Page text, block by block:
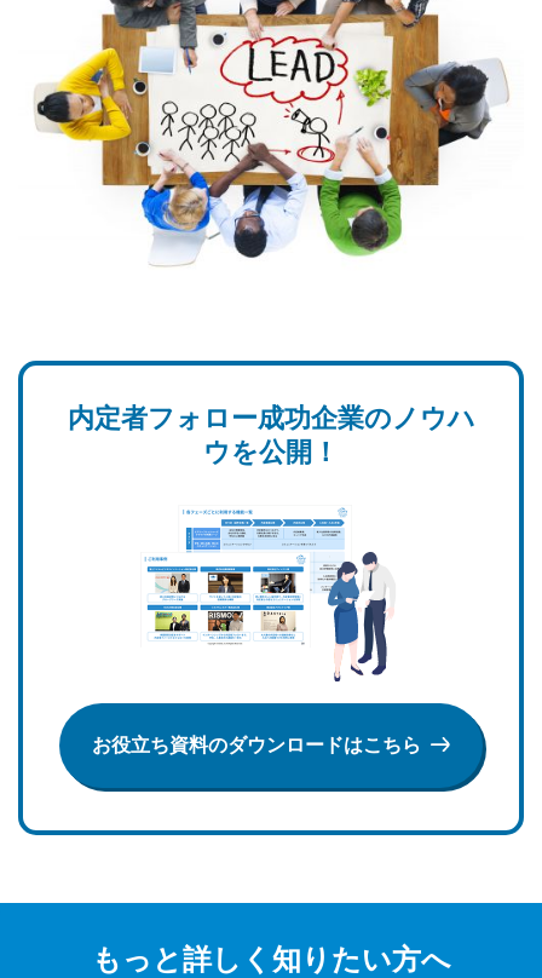
内定者フォロー成功企業の ノウハ
ウを公開！
お役立ち資料のダウンロードはこちら
もっと詳しく知りたい方へ